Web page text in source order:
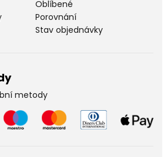
Oblíbené
Porovnání
Stav objednávky
metody